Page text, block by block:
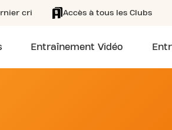
cri Accès à tous les Clubs
Entraînement Vidéo